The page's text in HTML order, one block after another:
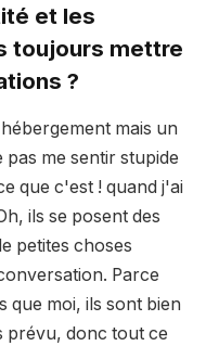
et les
toujours mettre
?
mais un
me sentir stupide
que c'est ! quand j'ai
ils se posent des
petites choses
Parce
que moi, ils sont bien
prévu, donc tout ce